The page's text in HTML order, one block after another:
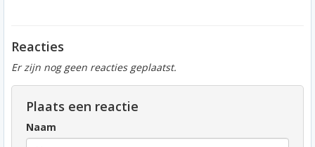
Reacties
Er zijn nog geen reacties geplaatst.
Plaats een reactie
Naam